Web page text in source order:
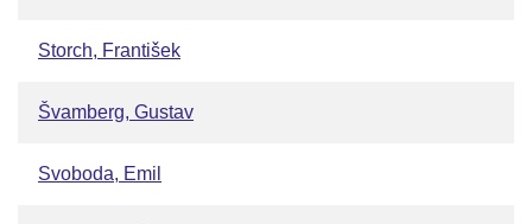
Storch, František
Švamberg, Gustav
Svoboda, Emil